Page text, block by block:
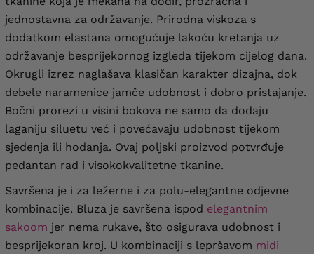
jednostavna za održavanje. Prirodna viskoza s
dodatkom elastana omogućuje lakoću kretanja uz
održavanje besprijekornog izgleda tijekom cijelog dana.
Okrugli izrez naglašava klasičan karakter dizajna, dok
debele naramenice jamče udobnost i dobro pristajanje.
Bočni prorezi u visini bokova ne samo da dodaju
laganiju siluetu već i povećavaju udobnost tijekom
sjedenja ili hodanja. Ovaj poljski proizvod potvrđuje
pedantan rad i visokokvalitetne tkanine.
Savršena je i za ležerne i za polu-elegantne odjevne
kombinacije. Bluza je savršena ispod elegantnim
sakoom jer nema rukave, što osigurava udobnost i
besprijekoran kroj. U kombinaciji s lepršavom midi